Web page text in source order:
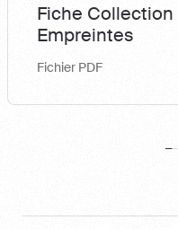
Fiche Collection
Empreintes
Fichier PDF